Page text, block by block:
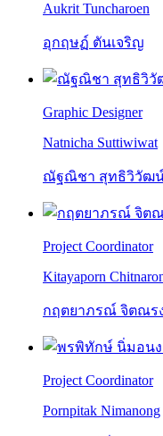
Aukrit Tuncharoen
อุกฤษฏ์ ตันเจริญ
Graphic Designer
Natnicha Suttiwiwat
ณัฐณิชา สุทธิวิวัฒ
Project Coordinator
Kitayaporn
กฤตยาภรณ์ จิตณร
Project Coordinator
Pornpitak Nimanong